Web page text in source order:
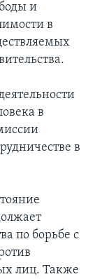
и
в
в
в
по борьбе с
лиц. Также